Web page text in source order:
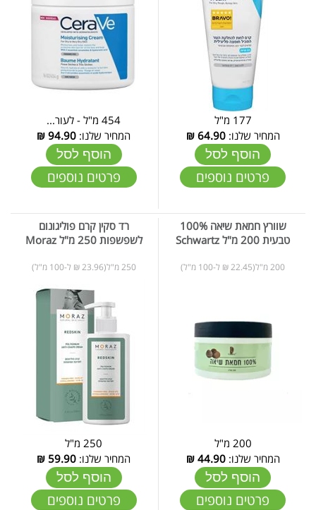
177 מ"ל
המחיר שלנו:64.90
₪
הוסף לסל
פרטים נוספים
454 מ"ל - לעור...
המחיר שלנו: 94.90
₪
הוסף לסל
פרטים נוספים
שוורץ חמאת שיאה 100%
טבעית 200 מ"ל Schwartz
200 מ"ל(22.45 ₪ ל-100 מ"ל)
200 מ"ל
המחיר שלנו:44.90
₪
הוסף לסל
פרטים נוספים
רד סקין קרם פוליגונום
לשפשפות 250 מ"ל Moraz
250 מ"ל(23.96 ₪ ל-100 מ"ל)
250 מ"ל
המחיר שלנו: 59.90
₪
הוסף לסל
פרטים נוספים